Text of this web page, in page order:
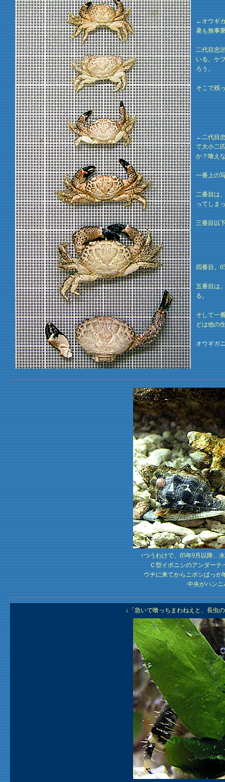
←オウギ
暑も無事
二代目忠
いる。ケ
ろう。
そこで残
←二代目忠
て大小二
か？喰え
一番上の
二番目は
ってしま
三番目以
四番目。
五番目は
る。
そして一
どは他の
オウギガ
↑つうわけで、05年9月以降、
Ｃ型イボニシのアンダーテ
ウチに来てからニボシばっか
中央がハン
↓「急いで喰っちまわねえと、長虫